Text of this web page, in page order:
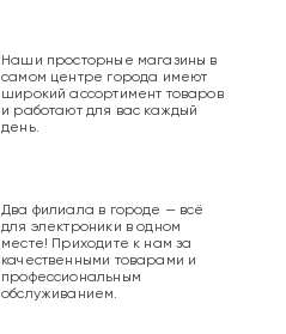
Наши просторные магазины в
самом центре города имеют
широкий ассортимент товаров
и работают для вас каждый
день.
Два филиала в городе — всё
для электроники в одном
месте! Приходите к нам за
качественными товарами и
профессиональным
обслуживанием.